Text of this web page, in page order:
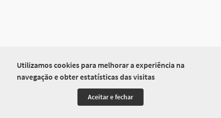
Utilizamos cookies para melhorar a experiência na
navegação e obter estatísticas das visitas
Aceitar e fechar